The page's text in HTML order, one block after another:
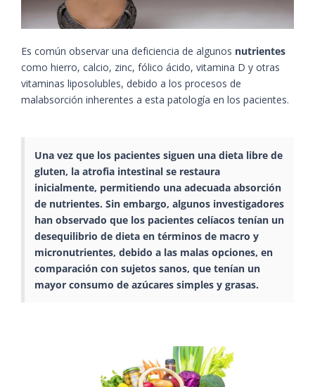
Es común observar una deficiencia de algunos nutrientes
como hierro, calcio, zinc, fólico ácido, vitamina D y otras
vitaminas liposolubles, debido a los procesos de
malabsorción inherentes a esta patología en los pacientes.
Una vez que los pacientes siguen una dieta libre de
gluten, la atrofia intestinal se restaura
inicialmente, permitiendo una adecuada absorción
de nutrientes. Sin embargo, algunos investigadores
han observado que los pacientes celíacos tenían un
desequilibrio de dieta en términos de macro y
micronutrientes, debido a las malas opciones, en
comparación con sujetos sanos, que tenían un
mayor consumo de azúcares simples y grasas.